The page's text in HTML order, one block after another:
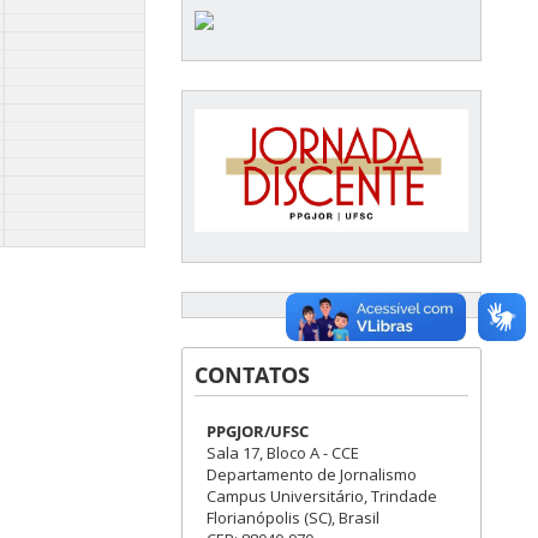
CONTATOS
PPGJOR/UFSC
Sala 17, Bloco A - CCE
Departamento de Jornalismo
Campus Universitário, Trindade
Florianópolis (SC), Brasil